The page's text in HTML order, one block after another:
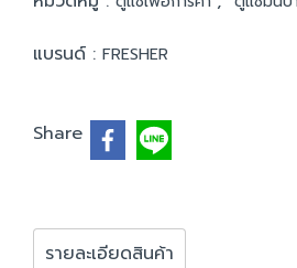
แบรนด์ : FRESHER
Share
รายละเอียดสินค้า